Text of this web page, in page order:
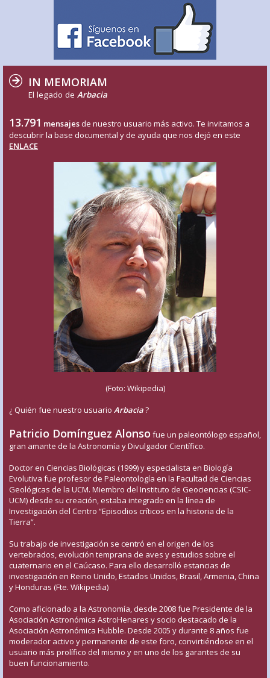
IN MEMORIAM
El legado de Arbacia
13.791 mensajes de nuestro usuario más activo. Te invitamos a
descubrir la base documental y de ayuda que nos dejó en este
ENLACE
(Foto: Wikipedia)
¿ Quién fue nuestro usuario Arbacia?
Patricio Domínguez Alonso fue un paleontólogo español,
gran amante de la Astronomía y Divulgador Científico.
Doctor en Ciencias Biológicas (1999) y especialista en Biología
Evolutiva fue profesor de Paleontología en la Facultad de Ciencias
Geológicas de la UCM. Miembro del Instituto de Geociencias (CSIC-
UCM) desde su creación, estaba integrado en la línea de
Investigación del Centro “Episodios críticos en la historia de la
Tierra”.
Su trabajo de investigación se centró en el origen de los
vertebrados, evolución temprana de aves y estudios sobre el
cuaternario en el Caúcaso. Para ello desarrolló estancias de
investigación en Reino Unido, Estados Unidos, Brasil, Armenia, China
y Honduras (Fte. Wikipedia)
Como aficionado a la Astronomía, desde 2008 fue Presidente de la
Asociación Astronómica AstroHenares y socio destacado de la
Asociación Astronómica Hubble. Desde 2005 y durante 8 años fue
moderador activo y permanente de este foro, convirtiéndose en el
usuario más prolífico del mismo y en uno de los garantes de su
buen funcionamiento.